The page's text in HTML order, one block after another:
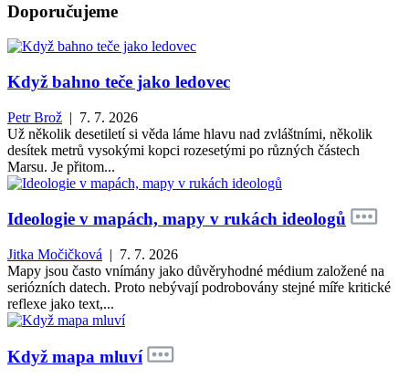
Doporučujeme
Když bahno teče jako ledovec
Petr Brož | 7. 7. 2026
Už několik desetiletí si věda láme hlavu nad zvláštními, několik
desítek metrů vysokými kopci rozesetými po různých částech
Marsu. Je přitom...
Ideologie v mapách, mapy v rukách ideologů
Jitka Močičková | 7. 7. 2026
Mapy jsou často vnímány jako důvěryhodné médium založené na
seriózních datech. Proto nebývají podrobovány stejné míře kritické
reflexe jako text,...
Když mapa mluví